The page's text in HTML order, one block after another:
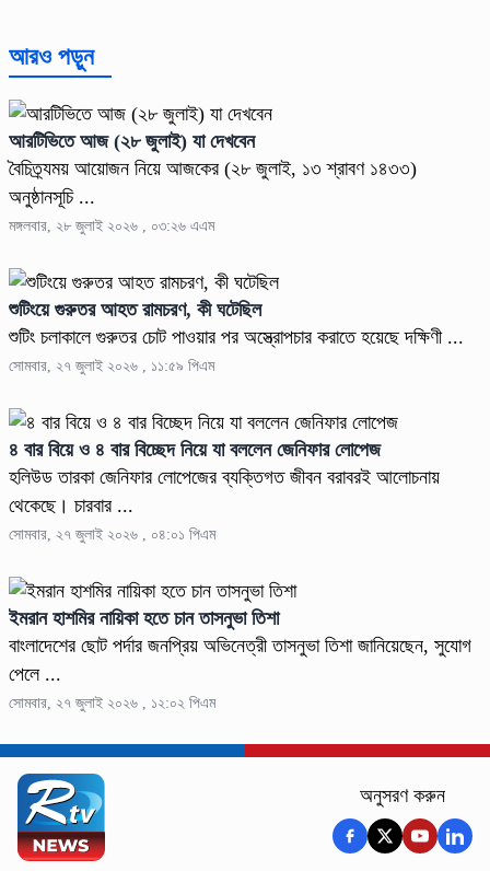
আরও পড়ুন
আরটিভিতে আজ (২৮ জুলাই) যা দেখবেন
বৈচিত্র্যময় আয়োজন নিয়ে আজকের (২৮ জুলাই, ১৩ শ্রাবণ ১৪৩৩)
অনুষ্ঠানসূচি ...
মঙ্গলবার, ২৮ জুলাই ২০২৬ , ০৩:২৬ এএম
শুটিংয়ে গুরুতর আহত রামচরণ, কী ঘটেছিল
শুটিং চলাকালে গুরুতর চোট পাওয়ার পর অস্ত্রোপচার করাতে হয়েছে দক্ষিণী ...
সোমবার, ২৭ জুলাই ২০২৬ , ১১:৫৯ পিএম
৪ বার বিয়ে ও ৪ বার বিচ্ছেদ নিয়ে যা বললেন জেনিফার লোপেজ
হলিউড তারকা জেনিফার লোপেজের ব্যক্তিগত জীবন বরাবরই আলোচনায়
থেকেছে। চারবার ...
সোমবার, ২৭ জুলাই ২০২৬ , ০৪:০১ পিএম
ইমরান হাশমির নায়িকা হতে চান তাসনুভা তিশা
বাংলাদেশের ছোট পর্দার জনপ্রিয় অভিনেত্রী তাসনুভা তিশা জানিয়েছেন, সুযোগ
পেলে ...
সোমবার, ২৭ জুলাই ২০২৬ , ১২:০২ পিএম
অনুসরণ করুন